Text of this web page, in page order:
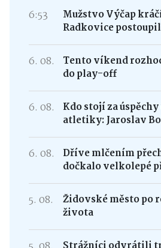
6:53
Mužstvo Výčap
Radkovice
6. 08.
Tento víkend
do play-off
6. 08.
Kdo stojí za
atletiky: Jaroslav
6. 08.
Dříve mlčením
dočkalo velkolepé
5. 08.
Židovské město po
života